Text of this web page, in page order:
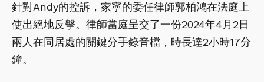
針對Andy的控訴，家寧的委任律師郭柏鴻在法庭上
使出絕地反擊。律師當庭呈交了一份2024年4月2日
兩人在同居處的關鍵分手錄音檔，時長達2小時17分
鐘。